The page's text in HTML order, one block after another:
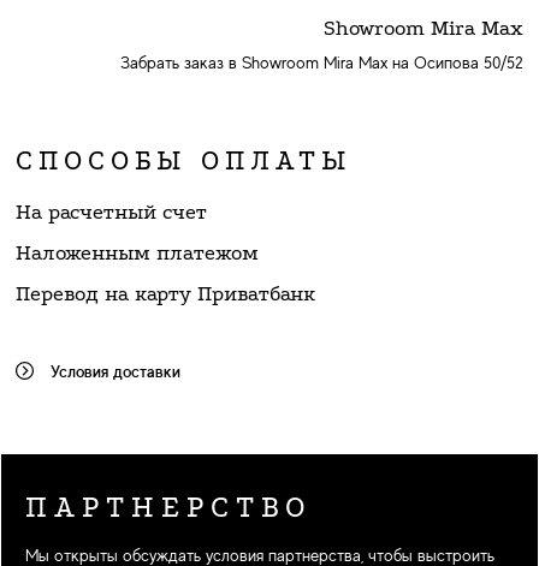
Showroom Mira Max
Забрать заказ в Showroom Mira Max на Осипова 50/52
СПОСОБЫ ОПЛАТЫ
На расчетный счет
Наложенным платежом
Перевод на карту Приватбанк
Условия доставки
ПАРТНЕРСТВО
Мы открыты обсуждать условия партнерства, чтобы выстроить